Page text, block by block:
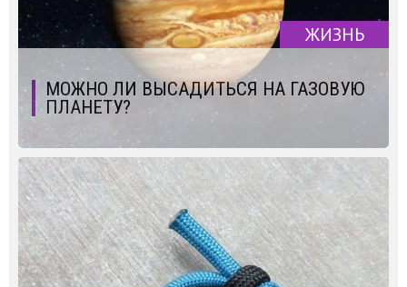
ЖИЗНЬ
МОЖНО ЛИ ВЫСАДИТЬСЯ НА ГАЗОВУЮ
ПЛАНЕТУ?